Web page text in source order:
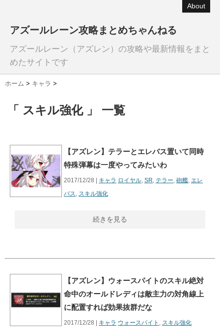
About
アズールレーン攻略まとめちゃんねる
アズールレーン（アズレン）の攻略や最新情報をまと
めたサイトです
ホーム > キャラ >
「 スキル強化 」 一覧
【アズレン】テラーとエレバス置いて同時
特殊弾幕は一度やってみたいわ
2017/12/28 | キャラ ロイヤル, SR, テラー, 砲艦, エレ
バス, スキル強化
続きを見る
【アズレン】ウォースパイトのスキル絶対
命中のオールドレディは敵主力の対角線上
に配置すれば効果抜群だな
2017/12/28 | キャラ ウォースパイト , スキル強化